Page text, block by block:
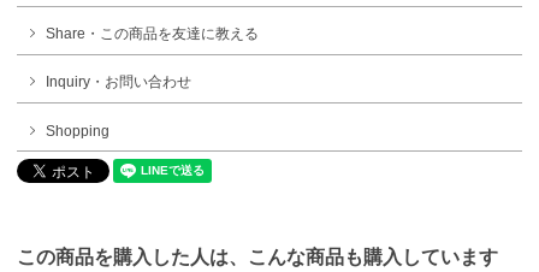
Share・この商品を友達に教える
Inquiry・お問い合わせ
Shopping
この商品を購入した人は、こんな商品も購入しています